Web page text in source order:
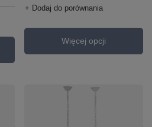
+ Dodaj do porównania
Więcej opcji